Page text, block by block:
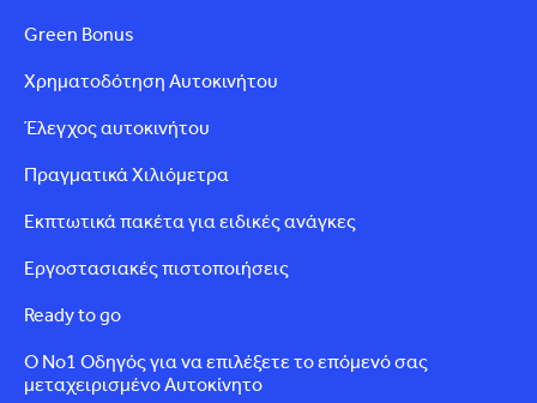
Green Bonus
Χρηματοδότηση Αυτοκινήτου
Έλεγχος αυτοκινήτου
Πραγματικά Χιλιόμετρα
Εκπτωτικά πακέτα για ειδικές ανάγκες
Εργοστασιακές πιστοποιήσεις
Ready to go
Ο Νο1 Οδηγός για να επιλέξετε το επόμενό σας
μεταχειρισμένο Αυτοκίνητο